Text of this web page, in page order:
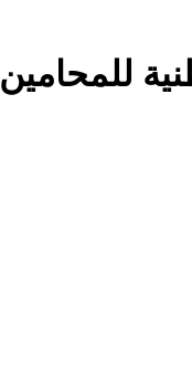
للمحامين